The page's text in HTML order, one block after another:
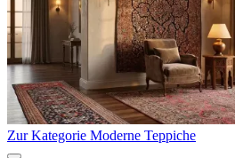
Zur Kategorie Moderne Teppiche